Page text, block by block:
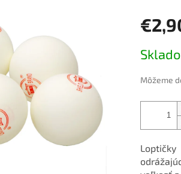
cena:
Môžeme